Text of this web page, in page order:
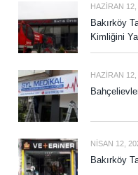
HAZIRAN
Bakırköy
Kimliğini
HAZIRAN
NISAN 12,
Bakırköy